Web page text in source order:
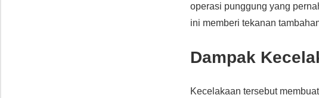
operasi punggung yang
ini memberi tekanan
Dampak
Kecelakaan tersebut